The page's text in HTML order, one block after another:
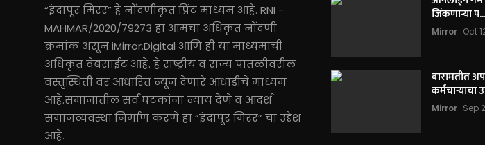
“इंदापूर मिरर” हे नोंदणीकृत प्रिंट माध्यम आहे. RNI -
MAHMAR/2020/79273 हा आमचा अधिकृत नोंदणी
क्रमांक असून iMirror.Digital आणि ही या माध्यमाची
अधिकृत वेबसाईट आहे. हे राष्ट्रीय व राज्य पातळीवरील
वस्तुस्थिती वर आधारित न्यूज देणारे आधाडीचे माध्यम
आहे.समाजातील सर्व घटकांना न्याय देणे व आदर्श
समाजव्यवस्था निर्माण करणे हा “इंदापूर मिरर” चा उद्देश
आहे.
जिंकणाऱ्या प...
Mirror Oct
बारामतीत
कर्मचाऱ्याचा
Mirror Sep